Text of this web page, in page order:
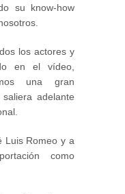
su know-how
los actores y
en el vídeo,
una gran
adelante
Luis Romeo y a
como